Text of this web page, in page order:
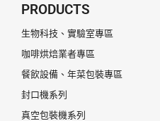
PRODUCTS
生物科技、實驗室專區
咖啡烘焙業者專區
餐飲設備、年菜包裝專區
封口機系列
真空包裝機系列